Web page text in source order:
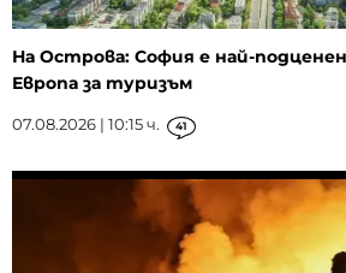
На Острова: София е най-
Европа за туризъм
07.08.2026 | 10:15 ч. 41